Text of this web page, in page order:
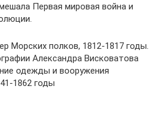
Первая мировая война и
Морских полков, 1812-1817 годы.
Александра Висковатова
одежды и вооружения
1862 годы